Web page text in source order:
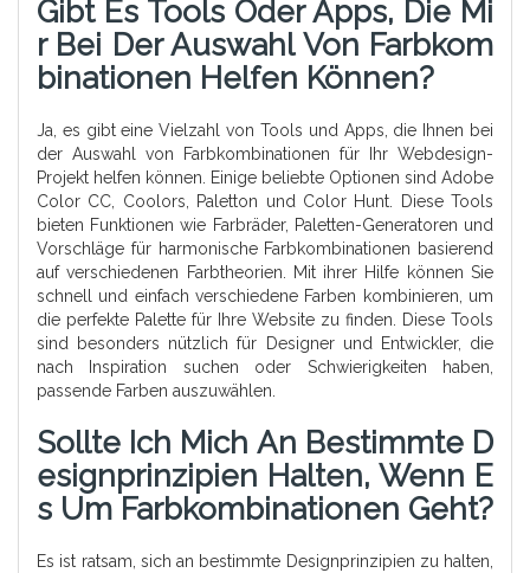
Gibt Es Tools Oder Apps, Die Mi
R Bei Der Auswahl Von Farbkom
Binationen Helfen Können?
Ja, es gibt eine Vielzahl von Tools und Apps, die Ihnen bei
der Auswahl von Farbkombinationen für Ihr Webdesign-
Projekt helfen können. Einige beliebte Optionen sind Adobe
Color CC, Coolors, Paletton und Color Hunt. Diese Tools
bieten Funktionen wie Farbräder, Paletten-Generatoren und
Vorschläge für harmonische Farbkombinationen basierend
auf verschiedenen Farbtheorien. Mit ihrer Hilfe können Sie
schnell und einfach verschiedene Farben kombinieren, um
die perfekte Palette für Ihre Website zu finden. Diese Tools
sind besonders nützlich für Designer und Entwickler, die
nach Inspiration suchen oder Schwierigkeiten haben,
passende Farben auszuwählen.
Sollte Ich Mich An Bestimmte D
Esignprinzipien Halten, Wenn E
S Um Farbkombinationen Geht?
Es ist ratsam, sich an bestimmte Designprinzipien zu halten,